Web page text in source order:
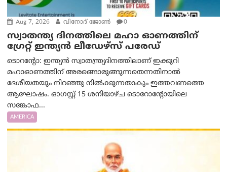
Aug 7, 2026 വിനോദ് ജോൺ 0
സ്വാതന്ത്യ ദിനത്തിലെ മഹാ ഓണത്തിന്
ഗ്രേറ്റ് ഇന്ത്യൻ ലീഡേഴ്സ് പരേഡ്
ടൊറന്റോ: ഇന്ത്യൻ സ്വാതന്ത്ര്യദിനത്തിലാണ് ഇക്കുറി
മഹാഓണത്തിന് അരങ്ങൊരുങ്ങുന്നതെന്നതിനാൽ
ദേശീയതയും നിറഞ്ഞു നിൽക്കുന്നതാകും ഇത്തവണത്തെ
ആഘോഷം. ഓഗസ്റ്റ് 15 ശനിയാഴ്ച ടൊറോന്റോയിലെ
സങ്കോഫ...
AMERICA